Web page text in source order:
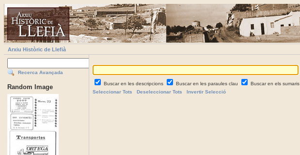
Arxiu Històric de Llefià
Recerca Avançada
Random Image Buscar en les descripcions Buscar en les paraules clau Buscar en els sumaris
Seleccionar Tots
Deseleccionar Tots Invertir Selecció